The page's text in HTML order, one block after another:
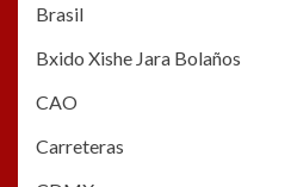
Brasil
Bxido Xishe Jara Bolaños
CAO
Carreteras